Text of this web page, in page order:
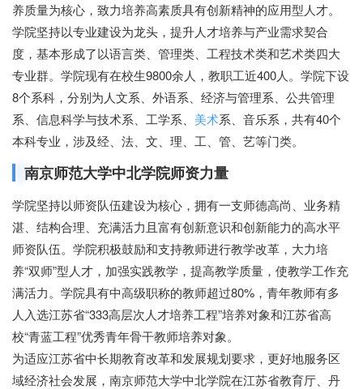
养质量为核心，致力培养高素质具有创新精神的应用型人才。
学院坚持以专业建设为龙头，提升人才培养与产业需求契合
度，基本形成了以语言类、管理类、工程技术类和艺术类四大
专业群。学院现有在校生9800余人，教职工近400人。学院下设
8个系科，分别为人文系、外语系、经济与管理系、公共管理
系、信息科学与技术系、工学系、 美术系、音乐系，共有40个
本科专业，涉及经、法、文、理、工、管、艺等门类。
南京师范大学中北学院师资力量
学院坚持以师资队伍建设为核心，拥有一支师德高尚、业务精
湛、结构合理、充满活力且富有创新意识和创新能力的高水平
师资队伍。学院积极鼓励和支持教师进行教学改革，大力培
养“双师”型人才，加强实践教学，提高教学质量，使教学工作充
满活力。学院具有中高级职称的教师超过80%，青年教师有多
人入选江苏省“333高层次人才培养工程”培养对象和江苏省高
校“青蓝工程”优秀青年骨干教师培养对象。
为适应江苏省中长期教育改革和发展规划要求，更好地服务区
域经济社会发展，南京师范大学中北学院在江苏省教育厅、丹